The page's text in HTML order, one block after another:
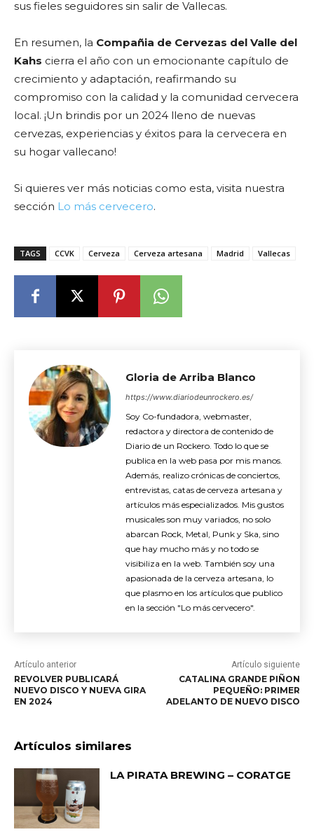
sus fieles seguidores sin salir de Vallecas.
En resumen, la Compañia de Cervezas del Valle del
Kahs cierra el año con un emocionante capítulo de
crecimiento y adaptación, reafirmando su
compromiso con la calidad y la comunidad cervecera
local. ¡Un brindis por un 2024 lleno de nuevas
cervezas, experiencias y éxitos para la cervecera en
su hogar vallecano!
Si quieres ver más noticias como esta, visita nuestra
sección Lo más cervecero.
TAGS CCVK Cerveza Cerveza artesana Madrid Vallecas
Gloria de Arriba Blanco
https://www.diariodeunrockero.es/
Soy Co-fundadora, webmaster,
redactora y directora de contenido de
Diario de un Rockero. Todo lo que se
publica en la web pasa por mis manos.
Además, realizo crónicas de conciertos,
entrevistas, catas de cerveza artesana y
artículos más especializados. Mis gustos
musicales son muy variados, no solo
abarcan Rock, Metal, Punk y Ska, sino
que hay mucho más y no todo se
visibiliza en la web. También soy una
apasionada de la cerveza artesana, lo
que plasmo en los artículos que publico
en la sección "Lo más cervecero".
Artículo anterior
REVOLVER PUBLICARÁ
NUEVO DISCO Y NUEVA GIRA
EN 2024
Artículo siguiente
CATALINA GRANDE PIÑON
PEQUEÑO: PRIMER
ADELANTO DE NUEVO DISCO
Artículos similares
LA PIRATA BREWING – CORATGE